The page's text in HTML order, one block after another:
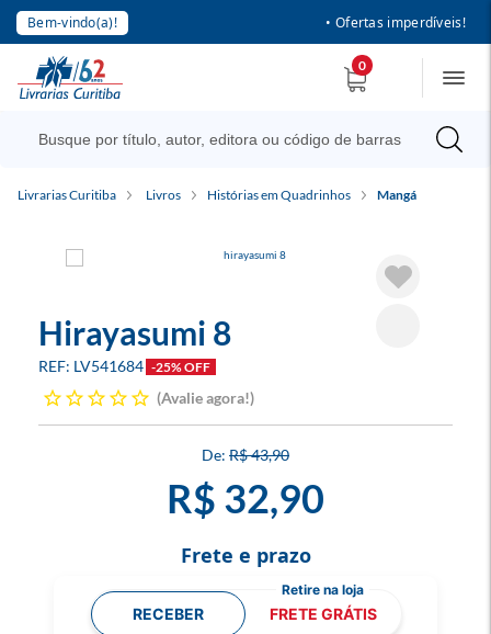
Bem-vindo(a)! • Ofertas imperdíveis!
0
Livrarias Curitiba Livros Histórias em Quadrinhos Mangá
Hirayasumi 8
LV541684 -25% OFF
Avalie agora!
R$ 43,90
R$ 32,90
Frete e prazo
RECEBER FRETE GRÁTIS